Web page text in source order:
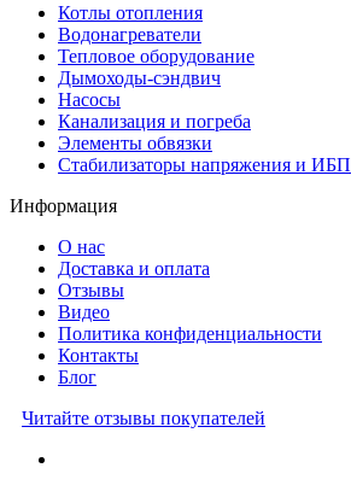
Котлы отопления
Водонагреватели
Тепловое оборудование
Дымоходы-сэндвич
Насосы
Канализация и погреба
Элементы обвязки
Стабилизаторы напряжения и ИБП
Информация
О нас
Доставка и оплата
Отзывы
Видео
Политика конфиденциальности
Контакты
Блог
Читайте отзывы покупателей